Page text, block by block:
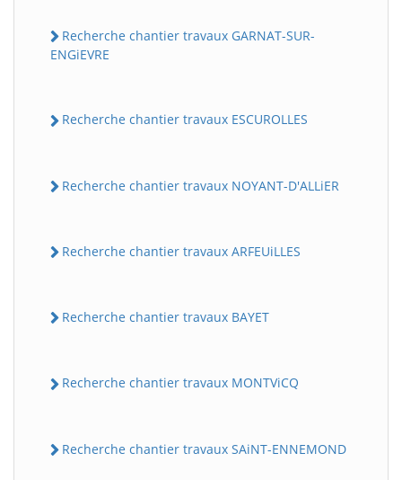
Recherche chantier travaux GARNAT-SUR-
ENGiEVRE
Recherche chantier travaux ESCUROLLES
Recherche chantier travaux NOYANT-D'ALLiER
Recherche chantier travaux ARFEUiLLES
Recherche chantier travaux BAYET
Recherche chantier travaux MONTViCQ
Recherche chantier travaux SAiNT-ENNEMOND
Assistant en ligne